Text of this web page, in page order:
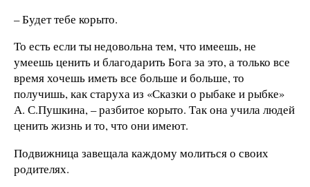
– Будет тебе корыто.
То есть если ты недовольна тем, что имеешь, не
умеешь ценить и благодарить Бога за это, а только все
время хочешь иметь все больше и больше, то
получишь, как старуха из «Сказки о рыбаке и рыбке»
А. С.Пушкина, – разбитое корыто. Так она учила людей
ценить жизнь и то, что они имеют.
Подвижница завещала каждому молиться о своих
родителях.